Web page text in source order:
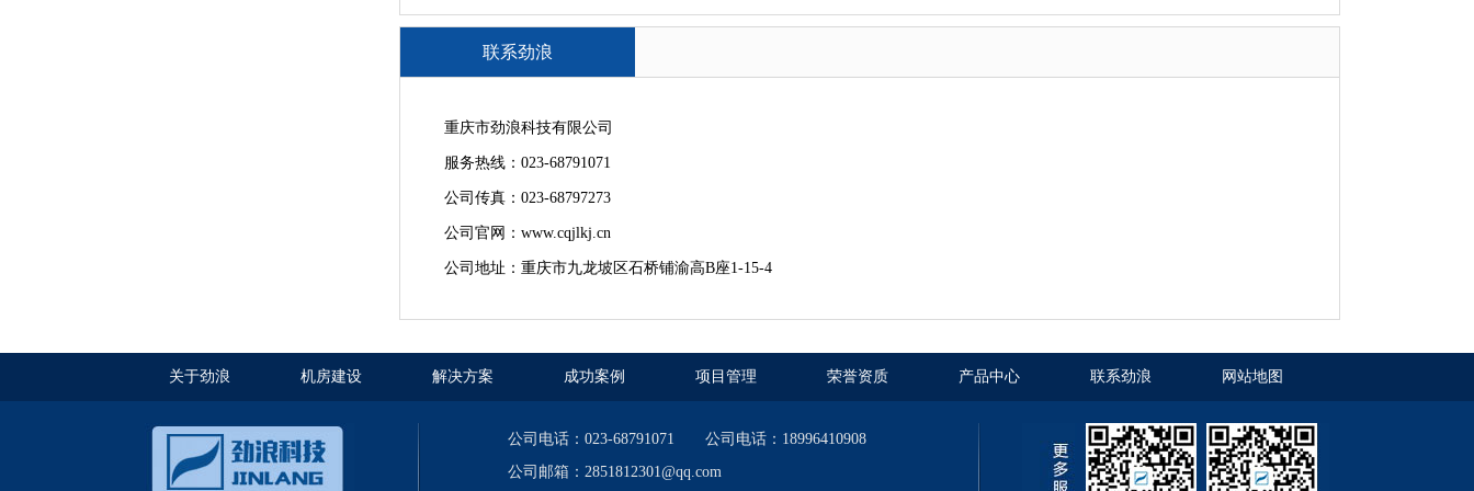
联系劲浪
重庆市劲浪科技有限公司
服务热线：023-68791071
公司传真：023-68797273
公司官网：www.cqjlkj.cn
公司地址：重庆市九龙坡区石桥铺渝高B座1-15-4
关于劲浪 机房建设 解决方案 成功案例 项目管理 荣誉资质 产品中心 联系劲浪 网站地图
公司电话：023-68791071 公司电话：18996410908
公司邮箱：2851812301@qq.com